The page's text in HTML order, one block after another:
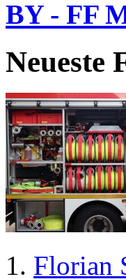
BY - FF
Neueste
Florian